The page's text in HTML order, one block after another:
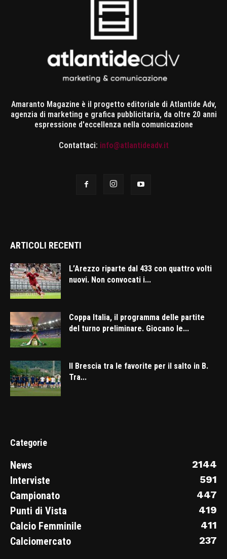
Amaranto Magazine è il progetto editoriale di Atlantide Adv,
agenzia di marketing e grafica pubblicitaria, da oltre 20 anni
espressione d'eccellenza nella comunicazione
Contattaci: info@atlantideadv.it
ARTICOLI RECENTI
L’Arezzo riparte dal 433 con quattro volti
nuovi. Non convocati i...
Coppa Italia, il programma delle partite
del turno preliminare. Giocano le...
Il Brescia tra le favorite per il salto in B.
Tra...
Categorie
News
2144
Interviste
591
Campionato
447
Punti di Vista
419
Calcio Femminile
411
Calciomercato
237